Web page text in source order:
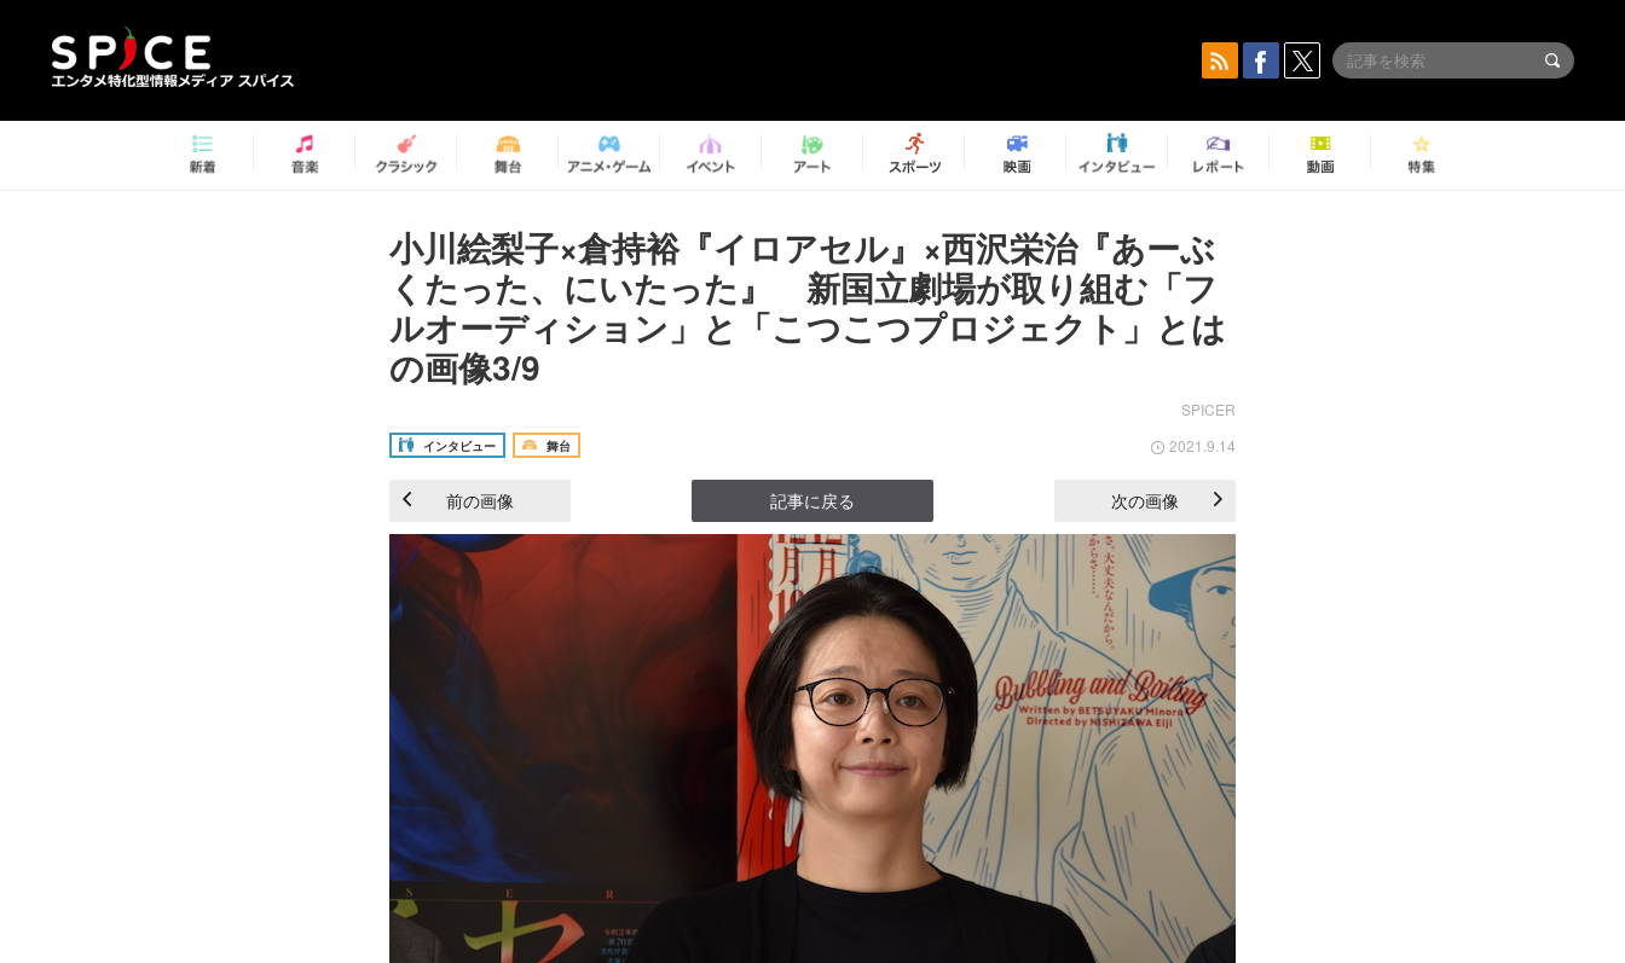
小川絵梨子×倉持裕『イロアセル』×西沢栄治『あーぶ
くたった、にいたった』 新国立劇場が取り組む「フ
ルオーディション」と「こつこつプロジェクト」とは
の画像3/9
SPICER
インタビュー 舞台 2021.9.14
前の画像 記事に戻る 次の画像